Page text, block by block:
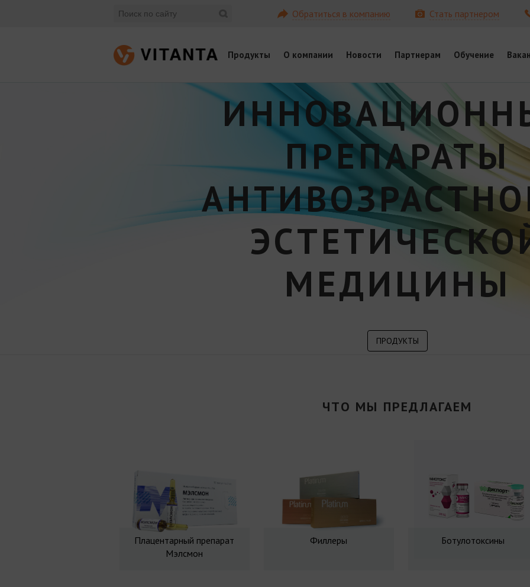
Обратиться в компанию Стать партнером
Продукты О компании Новости Партнерам Обучение
ПРЕПАРАТЫ
МЕДИЦИНЫ
ПРОДУКТЫ
ЧТО МЫ ПРЕДЛАГАЕМ
Плацентарный препарат
Мэлсмон
Филлеры Ботулотоксины